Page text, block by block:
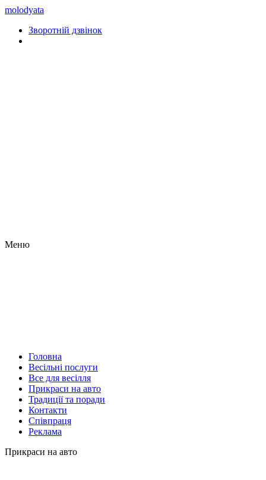
molodyata
Зворотній дзвінок
Меню
Головна
Весільні послуги
Все для весілля
Прикраси на авто
Традиції та поради
Контакти
Співпраця
Реклама
Прикраси на авто